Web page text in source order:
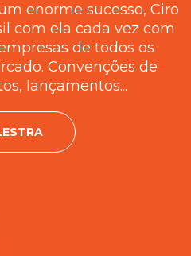
enorme sucesso, Ciro
com ela cada vez com
de todos os
Convenções de
lançamentos...